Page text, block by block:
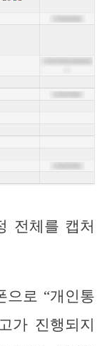
전체를 캡처
으로 “개인통
가 진행되지